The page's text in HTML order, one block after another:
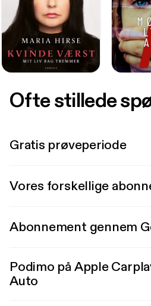
Ofte stillede
Gratis prøveperiode
Vores forskellige
Abonnement gennem
Podimo på Apple
Auto